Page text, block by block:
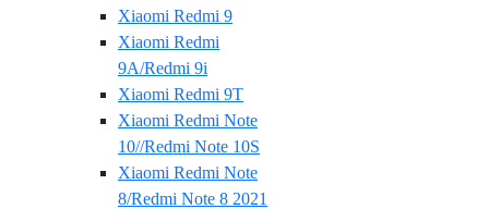
Xiaomi Redmi 9
Xiaomi Redmi
9A/Redmi 9i
Xiaomi Redmi 9T
Xiaomi Redmi Note
10//Redmi Note 10S
Xiaomi Redmi Note
8/Redmi Note 8 2021